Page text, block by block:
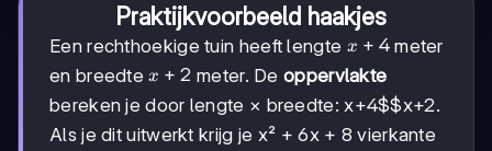
Praktijkvoorbeeld haakjes
Een rechthoekige tuin heeft lengte x+4
x + 4meter
en breedtex+2
x + 2 meter. Deoppervlakte
bereken je door lengte × breedte:x+4$$x+2.
Als je dit uitwerkt krijg je x² + 6x + 8 vierkante